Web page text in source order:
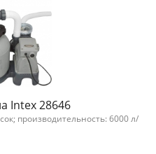
Intex 28646
производительность: 6000 л/